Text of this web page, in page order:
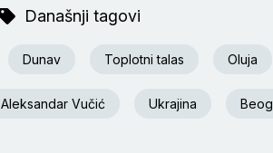
Današnji tagovi
Dunav Toplotni talas Oluja
Aleksandar Vučić Ukrajina